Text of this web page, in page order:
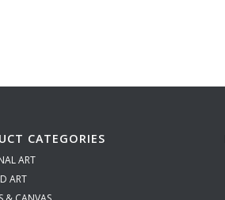
CATEGORIES
ART
ART